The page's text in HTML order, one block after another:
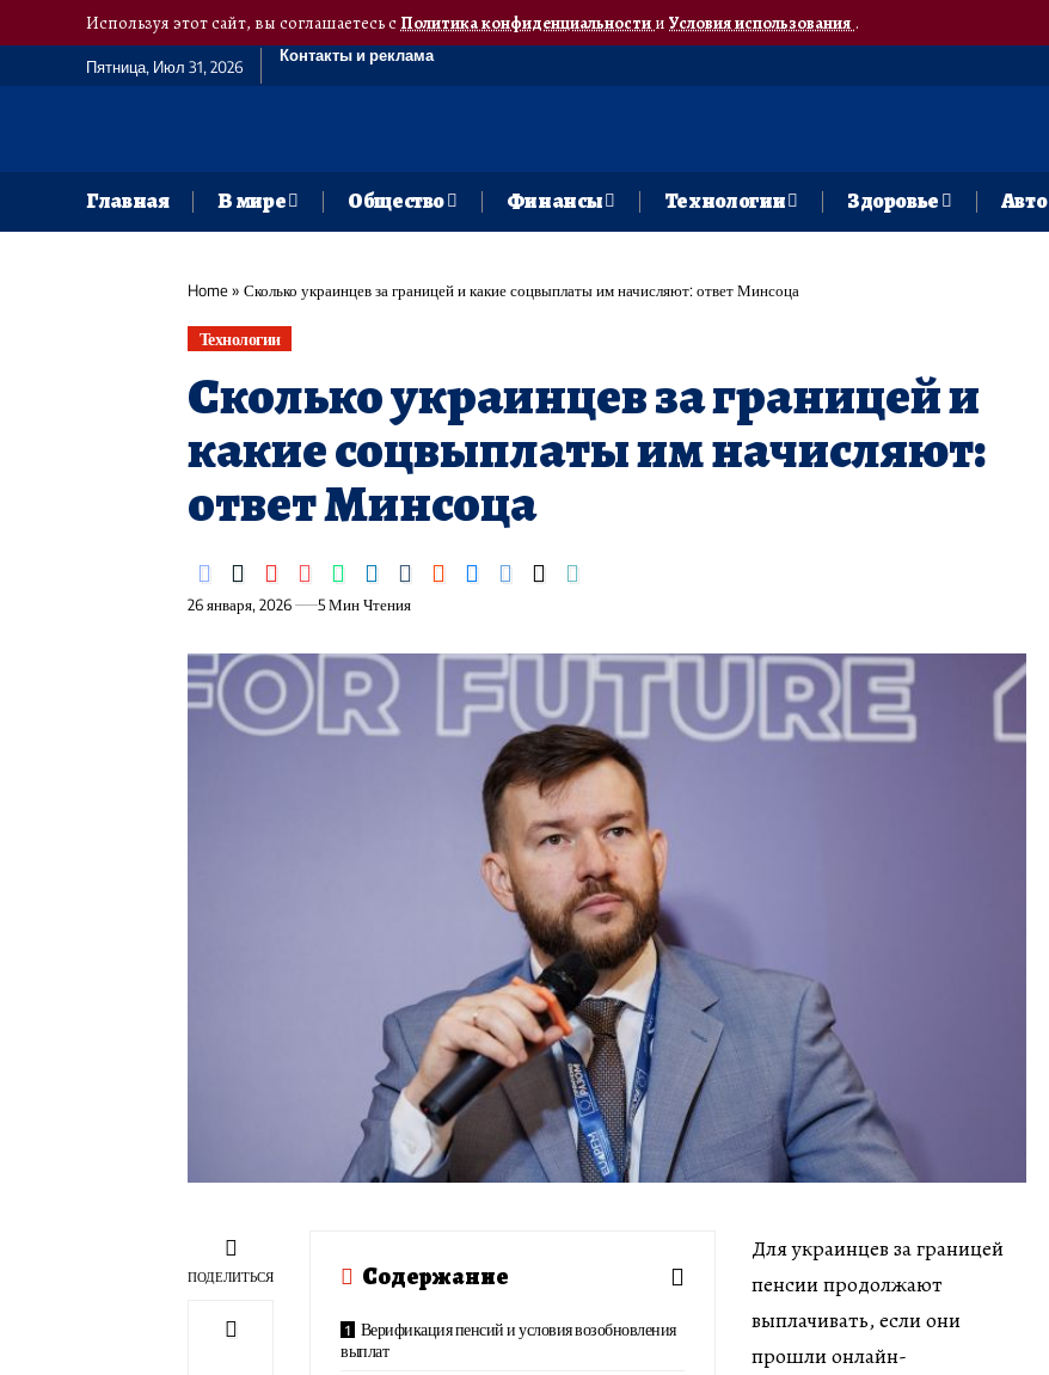
Используя этот сайт, вы соглашаетесь сПолитика конфиденциальностии Условия использования.
Пятница, Июл 31, 2026
Контакты и реклама
Главная В мире Общество Финансы Технологии Здоровье Авто
Home» Сколько украинцев за границей и какие соцвыплаты им начисляют: ответ Минсоца
Технологии
Сколько украинцев за границей и
какие соцвыплаты им начисляют:
ответ Минсоца
26 января, 2026 5 Мин Чтения
ПОДЕЛИТЬСЯ Содержание
Верификация пенсий и условия возобновления
выплат
Для украинцев за границей
пенсии продолжают
выплачивать, если они
прошли онлайн-